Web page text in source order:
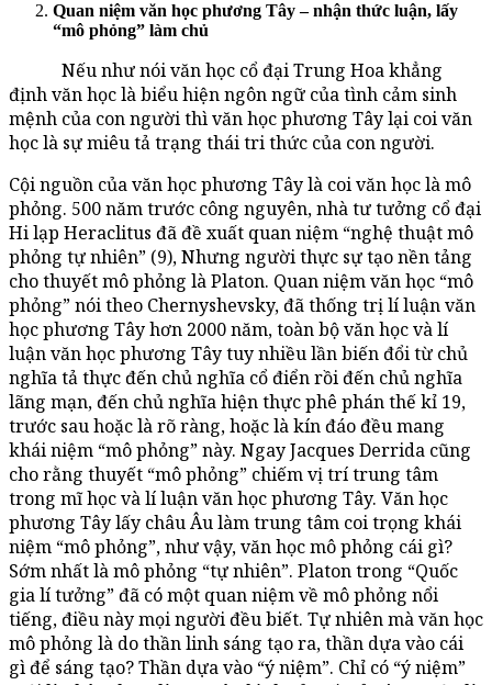
Quan niệm văn học phương Tây – nhận thức luận, lấy
“mô phỏng” làm chủ
Nếu như nói văn học cổ đại Trung Hoa khẳng
định văn học là biểu hiện ngôn ngữ của tình cảm sinh
mệnh của con người thì văn học phương Tây lại coi văn
học là sự miêu tả trạng thái tri thức của con người.
Cội nguồn của văn học phương Tây là coi văn học là mô
phỏng. 500 năm trước công nguyên, nhà tư tưởng cổ đại
Hi lạp Heraclitus đã đề xuất quan niệm “nghệ thuật mô
phỏng tự nhiên” (9), Nhưng người thực sự tạo nền tảng
cho thuyết mô phỏng là Platon. Quan niệm văn học “mô
phỏng” nói theo Chernyshevsky, đã thống trị lí luận văn
học phương Tây hơn 2000 năm, toàn bộ văn học và lí
luận văn học phương Tây tuy nhiều lần biến đổi từ chủ
nghĩa tả thực đến chủ nghĩa cổ điển rồi đến chủ nghĩa
lãng mạn, đến chủ nghĩa hiện thực phê phán thế kỉ 19,
trước sau hoặc là rõ ràng, hoặc là kín đáo đều mang
khái niệm “mô phỏng” này. Ngay Jacques Derrida cũng
cho rằng thuyết “mô phỏng” chiếm vị trí trung tâm
trong mĩ học và lí luận văn học phương Tây. Văn học
phương Tây lấy châu Âu làm trung tâm coi trọng khái
niệm “mô phỏng”, như vậy, văn học mô phỏng cái gì?
Sớm nhất là mô phỏng “tự nhiên”. Platon trong “Quốc
gia lí tưởng” đã có một quan niệm về mô phỏng nổi
tiếng, điều này mọi người đều biết. Tự nhiên mà văn học
mô phỏng là do thần linh sáng tạo ra, thần dựa vào cái
gì để sáng tạo? Thần dựa vào “ý niệm”. Chỉ có “ý niệm”